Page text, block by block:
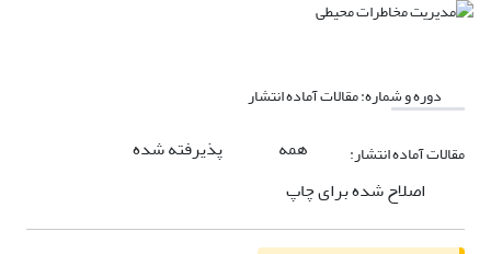
دوره و شماره:مقالات آماده انتشار
مقالات آماده انتشار:
همه
پذیرفته شده
اصلاح شده برای چاپ